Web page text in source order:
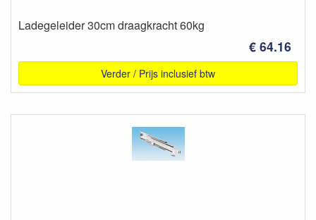
Ladegeleider 30cm draagkracht 60kg
€ 64.16
Verder / Prijs inclusief btw